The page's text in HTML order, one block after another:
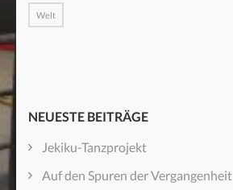
Welt
NEUESTE BEITRÄGE
Jekiku-Tanzprojekt
Auf den Spuren der Vergangenheit